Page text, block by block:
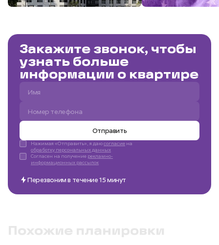
Закажите звонок, чтобы
узнать больше
информации о квартире
Отправить
Нажимая «Отправить», я даюсогласие на
обработку персональных данных
Согласен на получение рекламно-
информационных рассылок
Перезвоним в течение 15 минут
Похожие планировки